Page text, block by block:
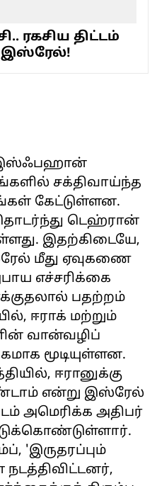
ரகசிய திட்டம்
இஸ்ரேல்!
இஸ்ஃபஹான்
சக்திவாய்ந்த
கேட்டுள்ளன.
டெஹ்ரான்
இதற்கிடையே,
மீது ஏவுகணை
எச்சரிக்கை
பதற்றம்
ஈராக் மற்றும்
வான்வழிப்
மூடியுள்ளன.
ஈரானுக்கு
என்று இஸ்ரேல்
அமெரிக்க அதிபர்
'இருதரப்பும்